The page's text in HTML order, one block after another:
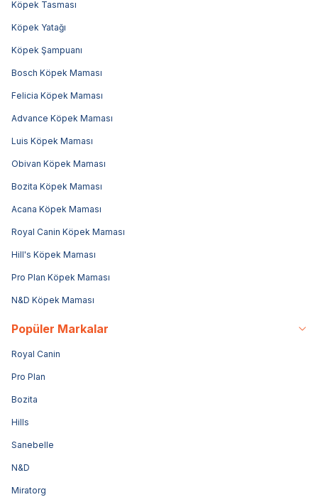
Köpek Tasması
Köpek Yatağı
Köpek Şampuanı
Bosch Köpek Maması
Felicia Köpek Maması
Advance Köpek Maması
Luis Köpek Maması
Obivan Köpek Maması
Bozita Köpek Maması
Acana Köpek Maması
Royal Canin Köpek Maması
Hill's Köpek Maması
Pro Plan Köpek Maması
N&D Köpek Maması
Popüler Markalar
Royal Canin
Pro Plan
Bozita
Hills
Sanebelle
N&D
Miratorg